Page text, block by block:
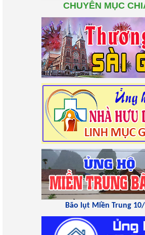
CHUYÊN MỤC
Bão lụt Miền Trung